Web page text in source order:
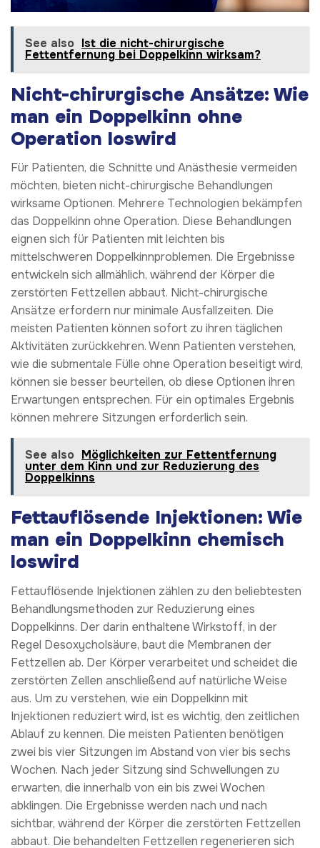
See also Ist die nicht-chirurgische
Fettentfernung bei Doppelkinn wirksam?
Nicht-chirurgische Ansätze: Wie
man ein Doppelkinn ohne
Operation loswird
Für Patienten, die Schnitte und Anästhesie vermeiden
möchten, bieten nicht-chirurgische Behandlungen
wirksame Optionen. Mehrere Technologien bekämpfen
das Doppelkinn ohne Operation. Diese Behandlungen
eignen sich für Patienten mit leichten bis
mittelschweren Doppelkinnproblemen. Die Ergebnisse
entwickeln sich allmählich, während der Körper die
zerstörten Fettzellen abbaut. Nicht-chirurgische
Ansätze erfordern nur minimale Ausfallzeiten. Die
meisten Patienten können sofort zu ihren täglichen
Aktivitäten zurückkehren. Wenn Patienten verstehen,
wie die submentale Fülle ohne Operation beseitigt wird,
können sie besser beurteilen, ob diese Optionen ihren
Erwartungen entsprechen. Für ein optimales Ergebnis
können mehrere Sitzungen erforderlich sein.
See also Möglichkeiten zur Fettentfernung
unter dem Kinn und zur Reduzierung des
Doppelkinns
Fettauflösende Injektionen: Wie
man ein Doppelkinn chemisch
loswird
Fettauflösende Injektionen zählen zu den beliebtesten
Behandlungsmethoden zur Reduzierung eines
Doppelkinns. Der darin enthaltene Wirkstoff, in der
Regel Desoxycholsäure, baut die Membranen der
Fettzellen ab. Der Körper verarbeitet und scheidet die
zerstörten Zellen anschließend auf natürliche Weise
aus. Um zu verstehen, wie ein Doppelkinn mit
Injektionen reduziert wird, ist es wichtig, den zeitlichen
Ablauf zu kennen. Die meisten Patienten benötigen
zwei bis vier Sitzungen im Abstand von vier bis sechs
Wochen. Nach jeder Sitzung sind Schwellungen zu
erwarten, die innerhalb von ein bis zwei Wochen
abklingen. Die Ergebnisse werden nach und nach
sichtbar, während der Körper die zerstörten Fettzellen
abbaut. Die behandelten Fettzellen regenerieren sich